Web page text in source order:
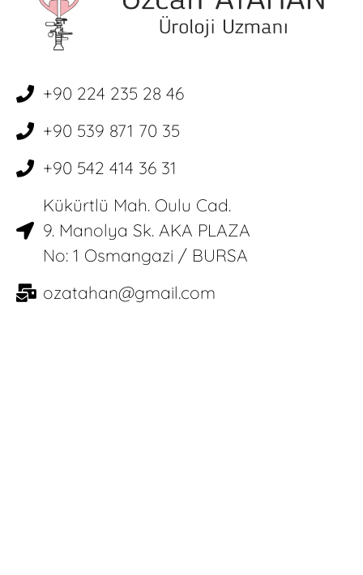
+90 224 235 28 46
+90 539 871 70 35
+90 542 414 36 31
Kükürtlü Mah. Oulu Cad.
9. Manolya Sk. AKA PLAZA
No: 1 Osmangazi / BURSA
ozatahan@gmail.com